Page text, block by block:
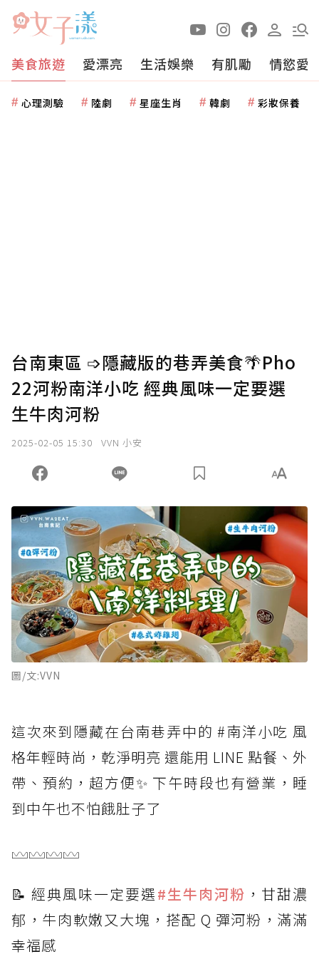
美食旅遊 愛漂亮 生活娛樂 有肌勵 情慾愛
心理測驗 陸劇 星座生肖 韓劇 彩妝保養
台南東區 ➩隱藏版的巷弄美食🌴Pho
22河粉南洋小吃 經典風味一定要選
生牛肉河粉
2025-02-05 15:30 VVN 小安
圖/文:VVN
這次來到隱藏在台南巷弄中的 #南洋小吃 風
格年輕時尚，乾淨明亮 還能用 LINE 點餐、外
帶、預約，超方便✨ 下午時段也有營業，睡
到中午也不怕餓肚子了
𓈊𓈊𓈊𓈊
📝 經典風味一定要選#生牛肉河粉 ，甘甜濃
郁，牛肉軟嫩又大塊，搭配 Q 彈河粉，滿滿
幸福感